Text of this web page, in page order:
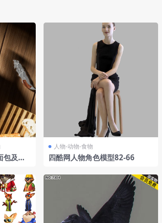
包及刀
人物-动物-食物
四酷网人物角色模型82-66